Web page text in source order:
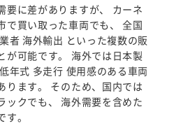
要に差がありますが、 カーネ
で買い取った車両でも、 全国
者 海外輸出 といった複数の販
が可能です。 海外では日本製
年式 多走行 使用感のある車両
ります。 そのため、国内では
ックでも、 海外需要を含めた
。